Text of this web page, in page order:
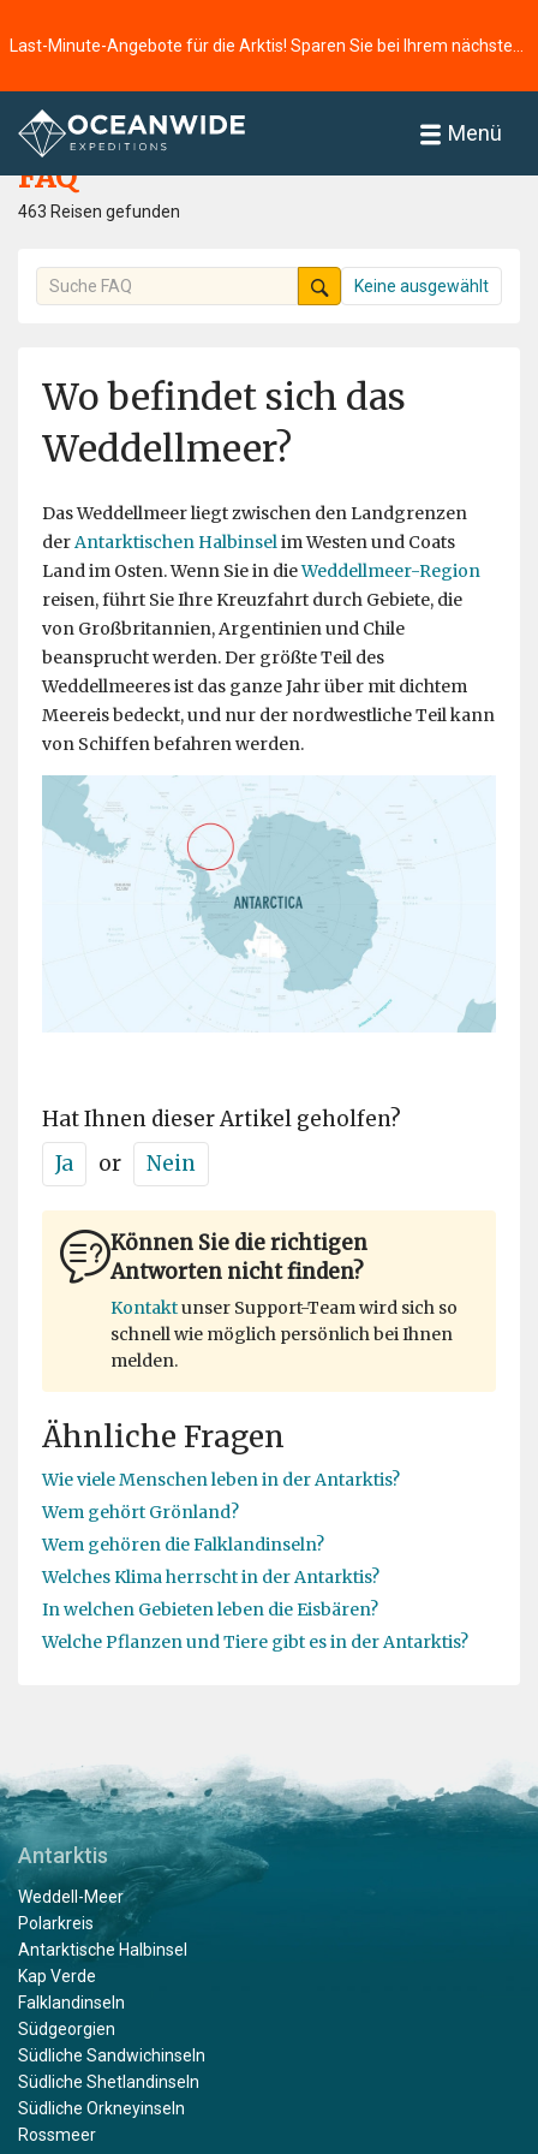
Menü
Startseite
FAQ
463 Reisen gefunden
Keine ausgewählt
Wo befindet sich das
Weddellmeer?
Das Weddellmeer liegt zwischen den Landgrenzen
derAntarktischen Halbinselim Westen und Coats
Land im Osten. Wenn Sie in dieWeddellmeer-Region
reisen, führt Sie Ihre Kreuzfahrt durch Gebiete, die
von Großbritannien, Argentinien und Chile
beansprucht werden. Der größte Teil des
Weddellmeeres ist das ganze Jahr über mit dichtem
Meereis bedeckt, und nur der nordwestliche Teil kann
von Schiffen befahren werden.
Hat Ihnen dieser Artikel geholfen?
Ja
or Nein
Können Sie die richtigen
Antworten nicht finden?
Kontaktunser Support-Team wird sich so
schnell wie möglich persönlich bei Ihnen
melden.
Ähnliche Fragen
Wie viele Menschen leben in der Antarktis?
Wem gehört Grönland?
Wem gehören die Falklandinseln?
Welches Klima herrscht in der Antarktis?
In welchen Gebieten leben die Eisbären?
Welche Pflanzen und Tiere gibt es in der Antarktis?
Antarktis
Weddell-Meer
Polarkreis
Antarktische Halbinsel
Kap Verde
Falklandinseln
Südgeorgien
Südliche Sandwichinseln
Südliche Shetlandinseln
Südliche Orkneyinseln
Rossmeer